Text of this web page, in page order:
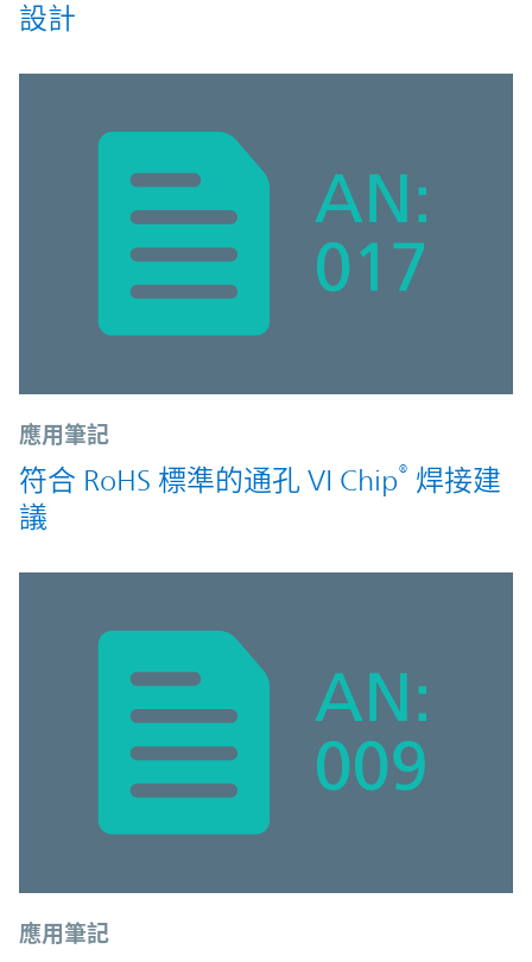
設計
應用筆記
符合 RoHS 標準的通孔 VI Chip® 焊接建
議
應用筆記